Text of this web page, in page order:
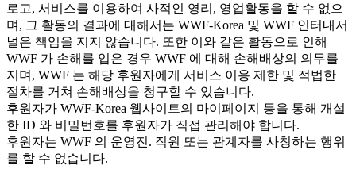
로고, 서비스를 이용하여 사적인 영리, 영업활동을 할 수 없으
며, 그 활동의 결과에 대해서는 WWF-Korea 및 WWF 인터내서
널은 책임을 지지 않습니다. 또한 이와 같은 활동으로 인해
WWF 가 손해를 입은 경우 WWF 에 대해 손해배상의 의무를
지며, WWF 는 해당 후원자에게 서비스 이용 제한 및 적법한
절차를 거쳐 손해배상을 청구할 수 있습니다.
후원자가 WWF-Korea 웹사이트의 마이페이지 등을 통해 개설
한 ID 와 비밀번호를 후원자가 직접 관리해야 합니다.
후원자는 WWF 의 운영진. 직원 또는 관계자를 사칭하는 행위
를 할 수 없습니다.